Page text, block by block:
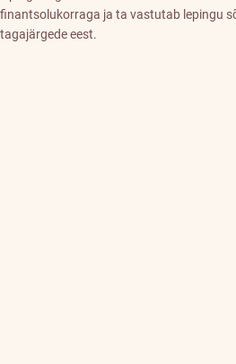
finantsolukorraga ja ta vastutab lepingu
tagajärgede eest.